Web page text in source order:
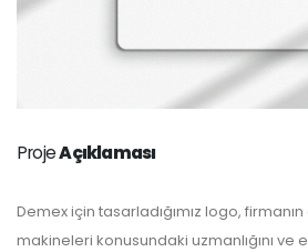
ProjeAçıklaması
Demex için tasarladığımız logo,
makineleri konusundaki uzmanlığını ve